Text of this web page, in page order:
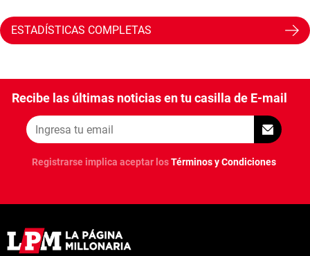
ESTADÍSTICAS COMPLETAS
Recibe las últimas noticias en tu casilla de E-mail
Registrarse implica aceptar losTérminos y Condiciones